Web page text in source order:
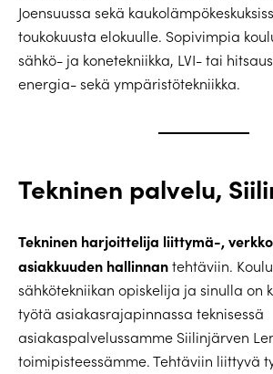
Joensuussa sekä
toukokuusta elokuulle. Sopivimpia
sähkö- ja konetekniikka, LVI- tai
energia- sekä ympäristötekniikka.
Tekninen palvelu,
Tekninen harjoittelija liittymä-,
asiakkuuden hallinnantehtäviin.
sähkötekniikan opiskelija ja sinulla on
työtä asiakasrajapinnassa teknisessä
asiakaspalvelussamme Siilinjärven
toimipisteessämme. Tehtäviin liittyvä